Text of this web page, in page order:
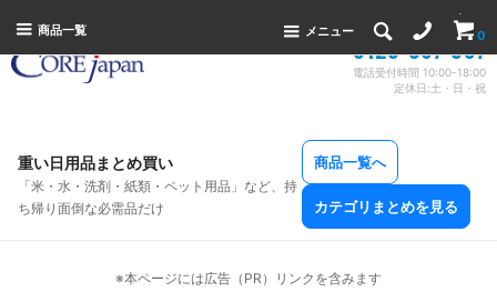
商品一覧 メニュー 0
0120-367-397
電話受付時間 10:00-18:00
定休日:土・日・祝
重い日用品まとめ買い
「米・水・洗剤・紙類・ペット用品」など、持
ち帰り面倒な必需品だけ
商品一覧へ
カテゴリまとめを見る
※本ページには広告（PR）リンクを含みます